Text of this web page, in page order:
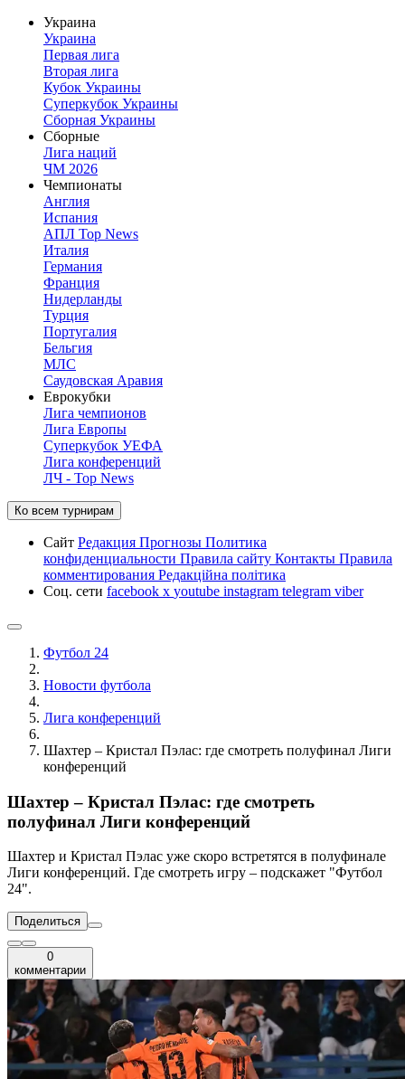
Украина
Украина
Первая лига
Вторая лига
Кубок Украины
Суперкубок Украины
Сборная Украины
Сборные
Лига наций
ЧМ 2026
Чемпионаты
Англия
Испания
АПЛ Top News
Италия
Германия
Франция
Нидерланды
Турция
Португалия
Бельгия
МЛС
Саудовская Аравия
Еврокубки
Лига чемпионов
Лига Европы
Суперкубок УЕФА
Лига конференций
ЛЧ - Top News
Ко всем турнирам
Сайт Редакция Прогнозы Политика
конфиденциальности Правила сайту Контакты Правила
комментирования Редакційна політика
Соц. сети facebook x youtube instagram telegram viber
Футбол 24
Новости футбола
Лига конференций
Шахтер – Кристал Пэлас: где смотреть полуфинал Лиги
конференций
Шахтер – Кристал Пэлас: где смотреть
полуфинал Лиги конференций
Шахтер и Кристал Пэлас уже скоро встретятся в полуфинале
Лиги конференций. Где смотреть игру – подскажет "Футбол
24".
Поделиться
0
комментарии